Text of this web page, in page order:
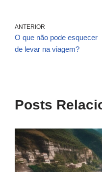
ANTERIOR
O que não pode esquecer
de levar na viagem?
Posts